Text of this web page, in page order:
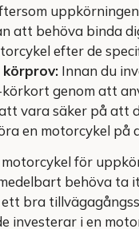
att behöva binda
efter de
körprov: Innan du
genom att
vara säker på att
en motorcykel på
motorcykel för
behöva ta
bra
investerar i en